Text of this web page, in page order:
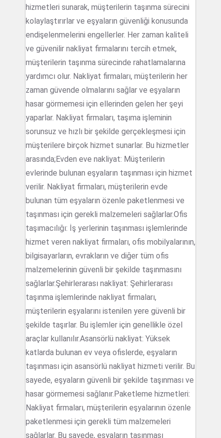
hizmetleri sunarak, müşterilerin taşınma sürecini
kolaylaştırırlar ve eşyaların güvenliği konusunda
endişelenmelerini engellerler. Her zaman kaliteli
ve güvenilir nakliyat firmalarını tercih etmek,
müşterilerin taşınma sürecinde rahatlamalarına
yardımcı olur. Nakliyat firmaları, müşterilerin her
zaman güvende olmalarını sağlar ve eşyaların
hasar görmemesi için ellerinden gelen her şeyi
yaparlar. Nakliyat firmaları, taşıma işleminin
sorunsuz ve hızlı bir şekilde gerçekleşmesi için
müşterilere birçok hizmet sunarlar. Bu hizmetler
arasında;Evden eve nakliyat: Müşterilerin
evlerinde bulunan eşyaların taşınması için hizmet
verilir. Nakliyat firmaları, müşterilerin evde
bulunan tüm eşyaların özenle paketlenmesi ve
taşınması için gerekli malzemeleri sağlarlar.Ofis
taşımacılığı: İş yerlerinin taşınması işlemlerinde
hizmet veren nakliyat firmaları, ofis mobilyalarının,
bilgisayarların, evrakların ve diğer tüm ofis
malzemelerinin güvenli bir şekilde taşınmasını
sağlarlar.Şehirlerarası nakliyat: Şehirlerarası
taşınma işlemlerinde nakliyat firmaları,
müşterilerin eşyalarını istenilen yere güvenli bir
şekilde taşırlar. Bu işlemler için genellikle özel
araçlar kullanılır.Asansörlü nakliyat: Yüksek
katlarda bulunan ev veya ofislerde, eşyaların
taşınması için asansörlü nakliyat hizmeti verilir. Bu
sayede, eşyaların güvenli bir şekilde taşınması ve
hasar görmemesi sağlanır.Paketleme hizmetleri:
Nakliyat firmaları, müşterilerin eşyalarının özenle
paketlenmesi için gerekli tüm malzemeleri
sağlarlar. Bu sayede, eşyaların taşınması